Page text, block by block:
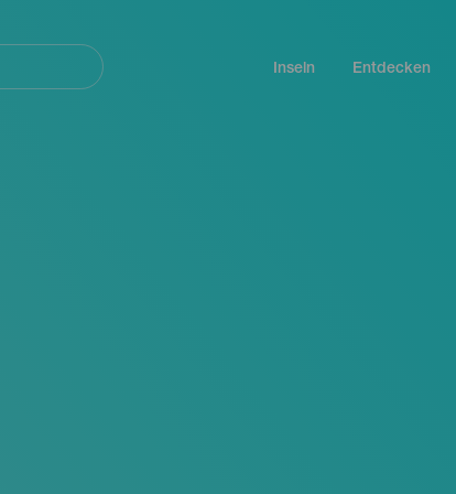
Inseln Entdecken